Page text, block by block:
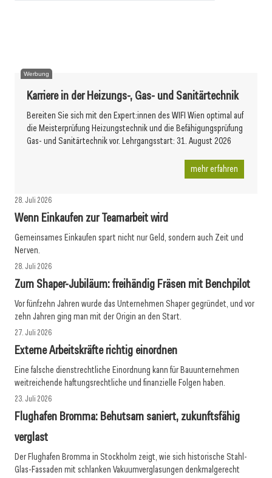
Werbung
Karriere in der Heizungs-, Gas- und Sanitärtechnik
Bereiten Sie sich mit den Expert:innen des WIFI Wien optimal auf
die Meisterprüfung Heizungstechnik und die Befähigungsprüfung
Gas- und Sanitärtechnik vor. Lehrgangsstart: 31. August 2026
mehr erfahren
28. Juli 2026
Wenn Einkaufen zur Teamarbeit wird
Gemeinsames Einkaufen spart nicht nur Geld, sondern auch Zeit und
Nerven.
28. Juli 2026
Zum Shaper-Jubiläum: freihändig Fräsen mit Benchpilot
Vor fünfzehn Jahren wurde das Unternehmen Shaper gegründet, und vor
zehn Jahren ging man mit der Origin an den Start.
27. Juli 2026
Externe Arbeitskräfte richtig einordnen
Eine falsche dienstrechtliche Einordnung kann für Bauunternehmen
weitreichende haftungsrechtliche und finanzielle Folgen haben.
23. Juli 2026
Flughafen Bromma: Behutsam saniert, zukunftsfähig
verglast
Der Flughafen Bromma in Stockholm zeigt, wie sich historische Stahl-
Glas-Fassaden mit schlanken Vakuumverglasungen denkmalgerecht
23. Juli 2026